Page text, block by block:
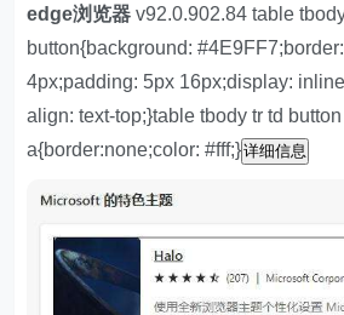
edge浏览器 v92.0.902.84 table
button{background:
4px;padding: 5px 16px;display:
align: text-top;}table tbody tr td button
a{border:none;color: #fff;}详细信息